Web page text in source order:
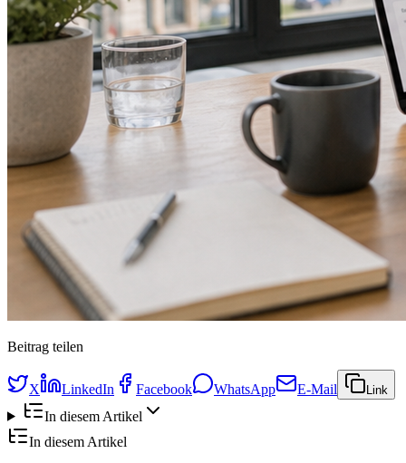
Beitrag teilen
X LinkedIn Facebook WhatsApp E-Mail Link
In diesem Artikel
In diesem Artikel